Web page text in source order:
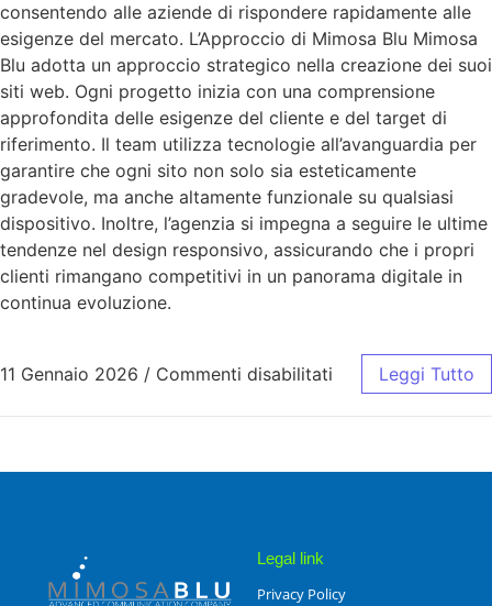
consentendo alle aziende di rispondere rapidamente alle
esigenze del mercato. L’Approccio di Mimosa Blu Mimosa
Blu adotta un approccio strategico nella creazione dei suoi
siti web. Ogni progetto inizia con una comprensione
approfondita delle esigenze del cliente e del target di
riferimento. Il team utilizza tecnologie all’avanguardia per
garantire che ogni sito non solo sia esteticamente
gradevole, ma anche altamente funzionale su qualsiasi
dispositivo. Inoltre, l’agenzia si impegna a seguire le ultime
tendenze nel design responsivo, assicurando che i propri
clienti rimangano competitivi in un panorama digitale in
continua evoluzione.
11 Gennaio 2026 / Commenti disabilitati Leggi Tutto
Legal link
Privacy Policy